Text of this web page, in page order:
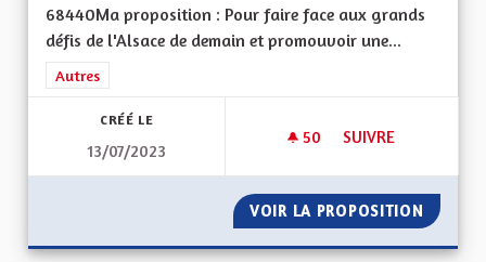
68440Ma proposition : Pour faire face aux grands
défis de l'Alsace de demain et promouvoir une...
Filtrer les résultats de la catégorie : Autres
Autres
CRÉÉ LE
13/07/2023
50 50 ABONNÉS
SUIVRE
VOIR LA PROPOSITION